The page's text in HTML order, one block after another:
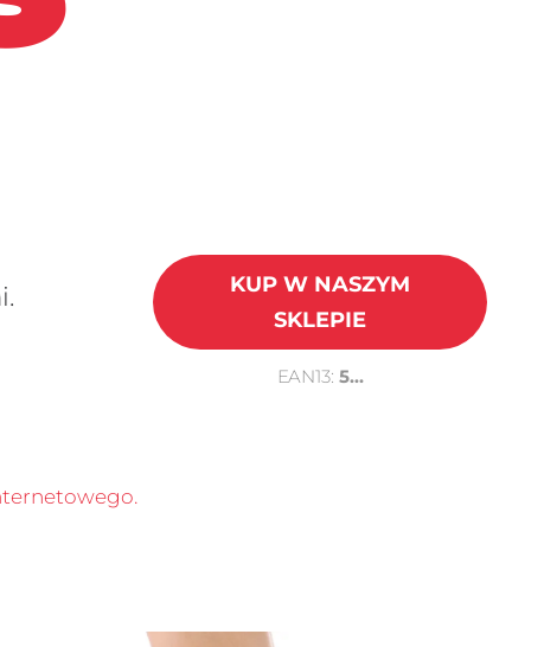
KUP W NASZYM
SKLEPIE
EAN13: 5...